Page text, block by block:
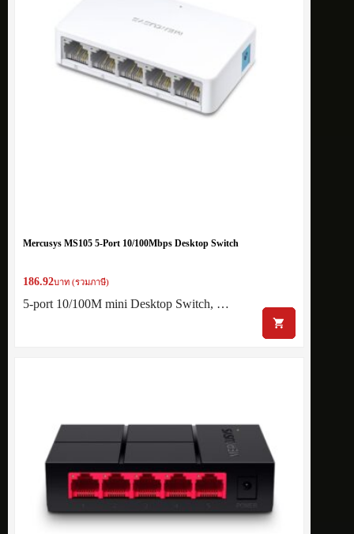
Mercusys MS105 5-Port 10/100Mbps Desktop Switch
186.92บาท (รวมภาษี)
5-port 10/100M mini Desktop Switch, …